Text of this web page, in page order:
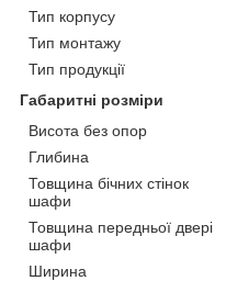
Тип корпусу
Тип монтажу
Тип продукції
Габаритні розміри
Висота без опор
Глибина
Товщина бічних стінок
шафи
Товщина передньої двері
шафи
Ширина